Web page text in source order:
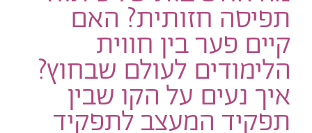
תפיסה חזותית? האם
קיים פער בין חווית
הלימודים לעולם שבחוץ?
איך נעים על הקו שבין
תפקיד המעצב לתפקיד